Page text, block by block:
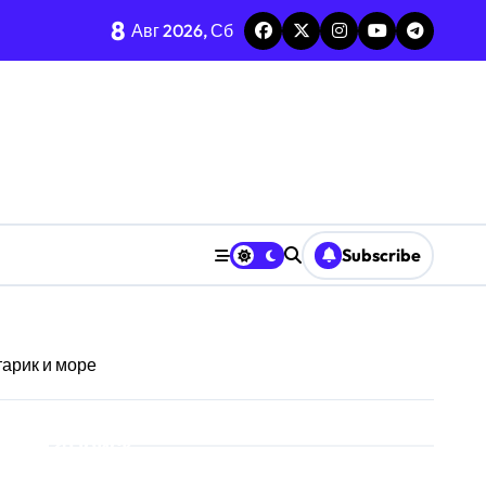
анализа вирусов
среде
8 Авг 2026, Сб
Subscribe
и море